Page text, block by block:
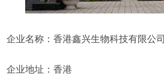
企业名称：香港鑫兴生物科技有限公司
企业地址：香港